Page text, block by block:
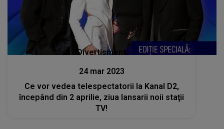
Divertisment
24 mar 2023
Ce vor vedea telespectatorii la Kanal D2,
începând din 2 aprilie, ziua lansarii noii staţii
TV!